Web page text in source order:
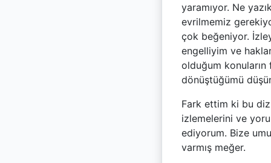
yaramıyor. Ne
evrilmemiz
çok beğeniyor.
engelliyim ve
olduğum konuların
dönüştüğümü
Fark ettim ki bu
izlemelerini ve
ediyorum. Bize
varmış meğer.